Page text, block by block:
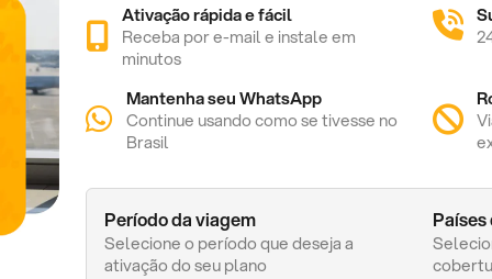
Ativação rápida e fácil
Receba por e-mail e instale em
minutos
Mantenha seu WhatsApp
Continue usando como se tivesse no
Brasil
Período da viagem
Selecione o período que deseja a
ativação do seu plano